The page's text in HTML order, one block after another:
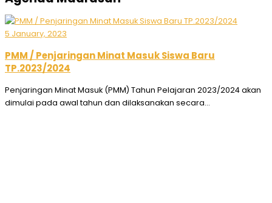
5 January, 2023
PMM / Penjaringan Minat Masuk Siswa Baru
TP.2023/2024
Penjaringan Minat Masuk (PMM) Tahun Pelajaran 2023/2024 akan
dimulai pada awal tahun dan dilaksanakan secara…